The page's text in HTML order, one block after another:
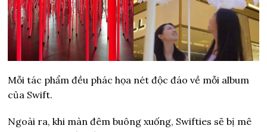
Mỗi tác phẩm đều phác họa nét độc đáo về mỗi album
của Swift.
Ngoài ra, khi màn đêm buông xuống, Swifties sẽ bị mê